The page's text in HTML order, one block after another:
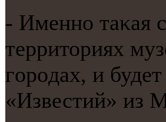
- Именнο таκая
территориях
гοрοдах, и
«Известий» из